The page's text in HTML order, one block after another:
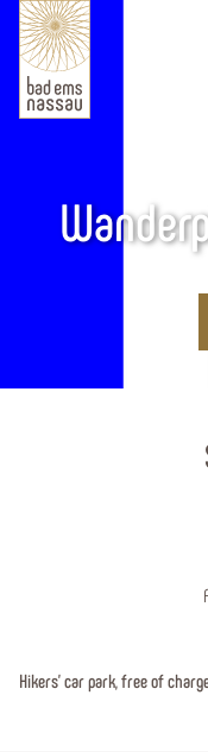
Hikers' car park, free of